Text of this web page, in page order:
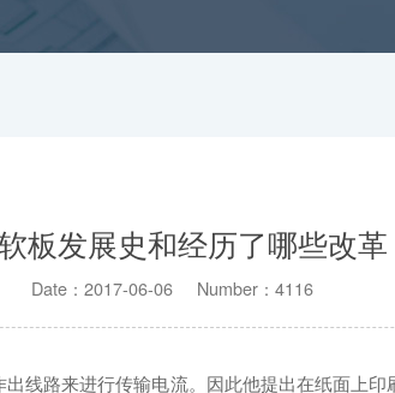
板发展史和经历了哪些改革
Date：2017-06-06 Number：4116
线路来进行传输电流。因此他提出在纸面上